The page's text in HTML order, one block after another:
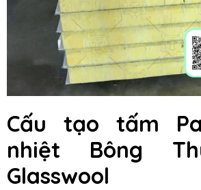
Cấu tạo tấm
nhiệt Bông
Glasswool